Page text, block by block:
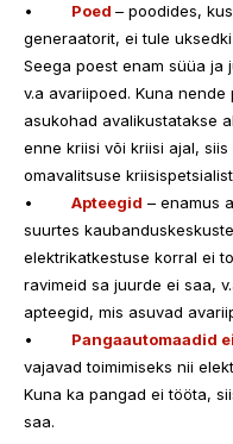
Poed – poodides,
generaatorit, ei tule
Seega poest enam süüa ja
v.a avariipoed. Kuna nende
asukohad avalikustatakse
enne kriisi või kriisi ajal,
omavalitsuse
Apteegid – enamus
suurtes
elektrikatkestuse korral ei
ravimeid sa juurde ei saa,
apteegid, mis asuvad
Pangaautomaadid
vajavad toimimiseks nii
Kuna ka pangad ei tööta,
saa.